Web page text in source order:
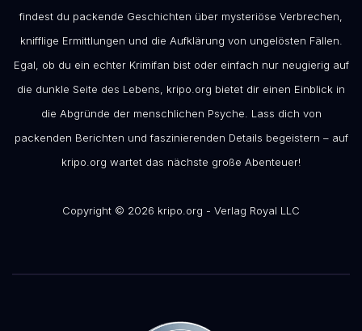
findest du packende Geschichten über mysteriöse Verbrechen,
knifflige Ermittlungen und die Aufklärung von ungelösten Fällen.
Egal, ob du ein echter Krimifan bist oder einfach nur neugierig auf
die dunkle Seite des Lebens, kripo.org bietet dir einen Einblick in
die Abgründe der menschlichen Psyche. Lass dich von
packenden Berichten und faszinierenden Details begeistern – auf
kripo.org wartet das nächste große Abenteuer!
Copyright © 2026 kripo.org - Verlag Royal LLC